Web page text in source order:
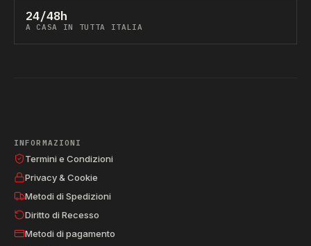
24/48h
A CASA IN TUTTA ITALIA
INFORMAZIONI
Termini e Condizioni
Privacy & Cookie
Metodi di Spedizioni
Diritto di Recesso
Metodi di pagamento